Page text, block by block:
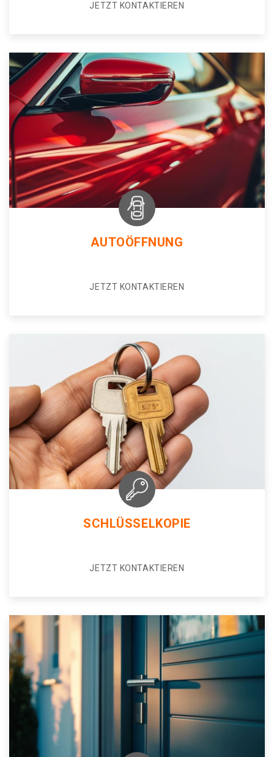
JETZT KONTAKTIEREN
AUTOÖFFNUNG
JETZT KONTAKTIEREN
SCHLÜSSELKOPIE
JETZT KONTAKTIEREN